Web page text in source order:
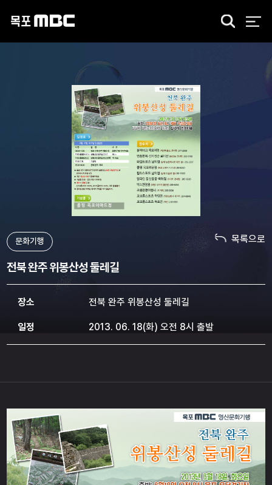
검
문화기행
전북 완주 위봉산성 둘레길
장소 전북 완주 위봉산성 둘레길
일정 2013. 06. 18(화) 오전 8시 출발
목록으로